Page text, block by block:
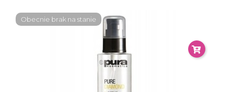
Obecnie brak na stanie